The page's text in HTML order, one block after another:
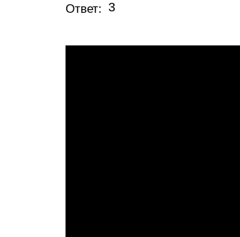
Ответ: 3